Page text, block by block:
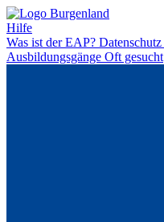
Hilfe
Was ist der EAP? Datenschutz
Ausbildungsgänge Oft gesucht